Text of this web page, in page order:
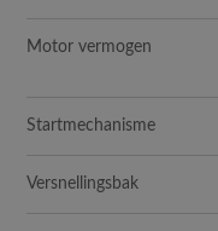
Motor vermogen
Startmechanisme
Versnellingsbak